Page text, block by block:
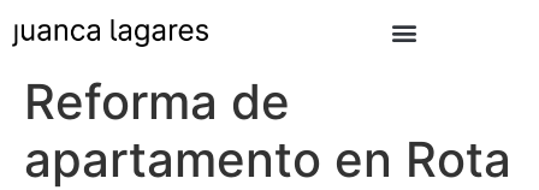
Reforma de
apartamento en Rota